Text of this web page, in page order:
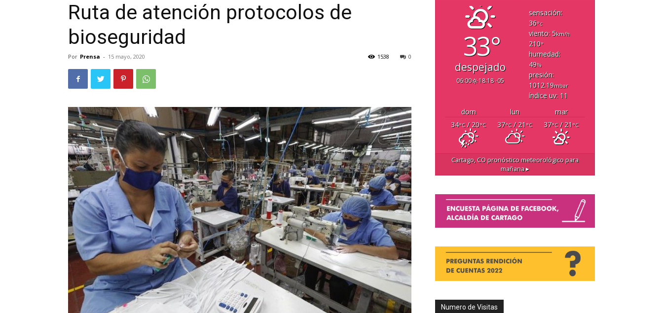
Ruta de atención protocolos de
bioseguridad
Por Prensa - 15 mayo, 2020 0
1538 33°
despejado
06:00 18:18 -05
sensación:
36°c
viento: 5km/h
210°
humedad:
49%
presión:
1012.19mbar
índice uv: 11
dom
lun
mar
34°C/ 20°C 37°C/ 21 °C 37°C/ 21 °C
Cartago, COpronóstico meteorológico para
mañana ▸
Numero de Visitas